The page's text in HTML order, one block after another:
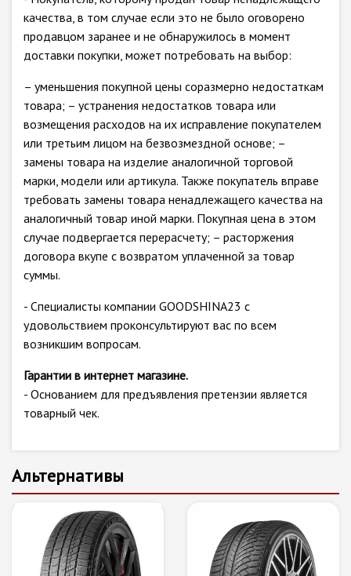
качества, в том случае если это не было оговорено
продавцом заранее и не обнаружилось в момент
доставки покупки, может потребовать на выбор:
– уменьшения покупной цены соразмерно недостаткам
товара; – устранения недостатков товара или
возмещения расходов на их исправление покупателем
или третьим лицом на безвозмездной основе; –
замены товара на изделие аналогичной торговой
марки, модели или артикула. Также покупатель вправе
требовать замены товара ненадлежащего качества на
аналогичный товар иной марки. Покупная цена в этом
случае подвергается перерасчету; – расторжения
договора вкупе с возвратом уплаченной за товар
суммы.
- Специалисты компании GOODSHINA23 с
удовольствием проконсультируют вас по всем
возникшим вопросам.
Гарантии в интернет магазине.
- Основанием для предъявления претензии является
товарный чек.
Альтернативы